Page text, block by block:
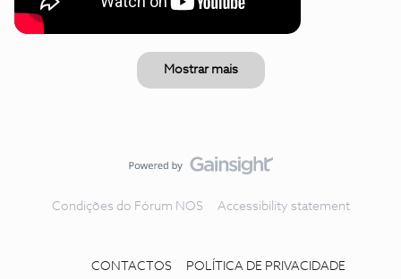
Mostrar mais
Condições do Fórum NOS Accessibility statement
CONTACTOS POLÍTICA DE PRIVACIDADE